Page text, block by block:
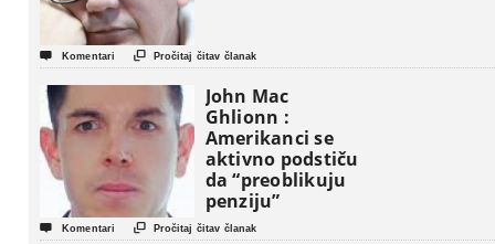
 Komentari  Pročitaj čitav članak
John Mac
Ghlionn :
Amerikanci se
aktivno podstiču
da “preoblikuju
penziju”
 Komentari  Pročitaj čitav članak